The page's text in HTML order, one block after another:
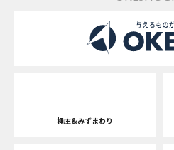
桶庄&みずまわり